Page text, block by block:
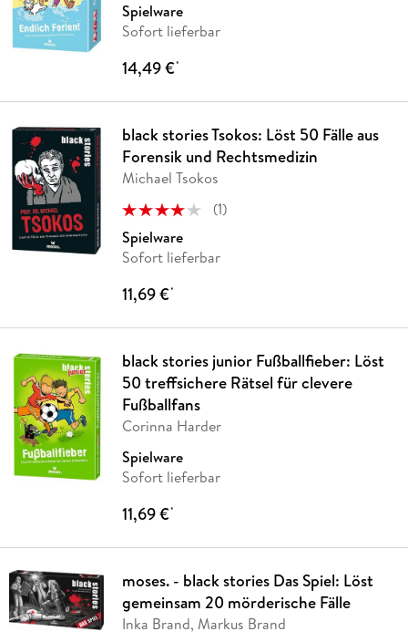
Spielware
Sofort lieferbar
14,49 €*
black stories Tsokos: Löst 50 Fälle aus
Forensik und Rechtsmedizin
Michael Tsokos
(1)
Spielware
Sofort lieferbar
11,69 €*
black stories junior Fußballfieber: Löst
50 treffsichere Rätsel für clevere
Fußballfans
Corinna Harder
Spielware
Sofort lieferbar
11,69 €*
moses. - black stories Das Spiel: Löst
gemeinsam 20 mörderische Fälle
Inka Brand, Markus Brand